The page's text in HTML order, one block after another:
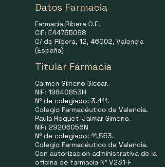
Datos Farmacia
Farmacia Ribera O.E.
CIF: E44755098
C/ de Ribera, 12, 46002, Valencia
(España)
Titular Farmacia
Carmen Gimeno Siscar.
NIF: 19840853H
Nº de colegiado: 3.411.
Colegio Farmacéutico de Valencia.
Paula Roquet-Jalmar Gimeno.
NIF: 29206056N
Nº de colegiado: 11.553.
Colegio Farmacéutico de Valencia.
Con autorización administrativa de la
oficina de farmacia N° V231-F